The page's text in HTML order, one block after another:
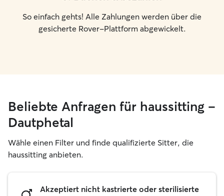
So einfach gehts! Alle Zahlungen werden über die
gesicherte Rover-Plattform abgewickelt.
Beliebte Anfragen für haussitting –
Dautphetal
Wähle einen Filter und finde qualifizierte Sitter, die
haussitting anbieten.
Akzeptiert nicht kastrierte oder sterilisierte